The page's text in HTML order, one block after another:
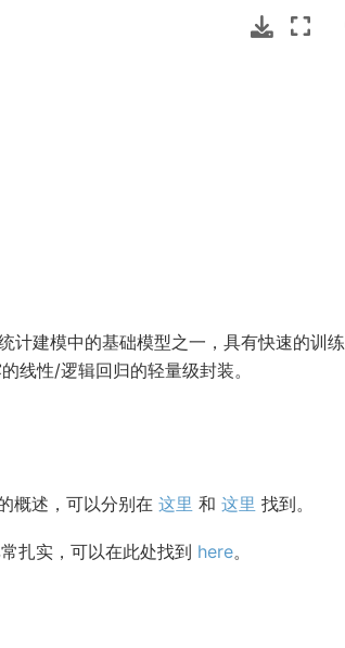
计建模中的基础模型之一，具有快速的训练
线性/逻辑回归的轻量级封装。
概述，可以分别在 这里 和 这里 找到。
扎实，可以在此处找到 here。